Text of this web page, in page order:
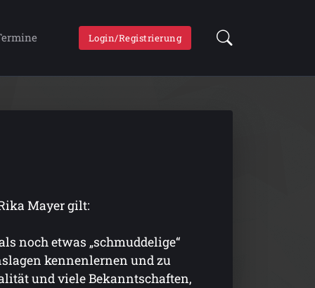
Login/Registrierung
Mayer gilt:
noch etwas „schmuddelige“
kennenlernen und zu
und viele Bekanntschaften,